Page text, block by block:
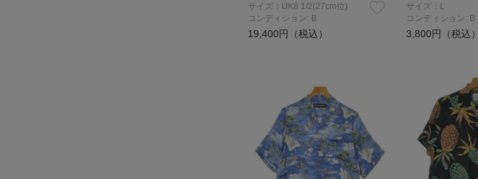
サイズ：UK8 1/2(27cm位)
コンディション: B
19,400円（税込）
サイズ：L
コンディション: B
3,800円（税込）